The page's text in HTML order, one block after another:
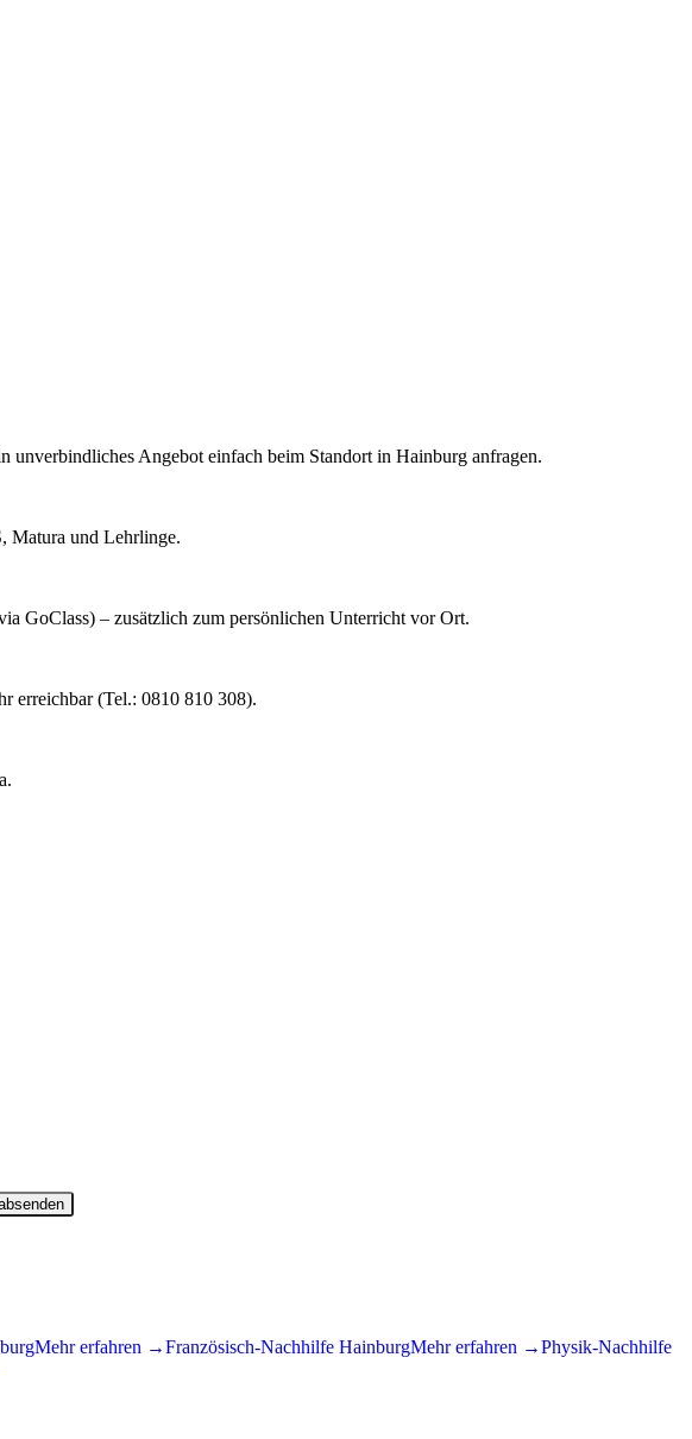
Angebot einfach beim Standort in Hainburg anfragen.
Matura und Lehrlinge.
GoClass) – zusätzlich zum persönlichen Unterricht vor Ort.
erreichbar (Tel.: 0810 810 308).
Mehr erfahren →Französisch-Nachhilfe HainburgMehr erfahren →Physik-Nachhilfe